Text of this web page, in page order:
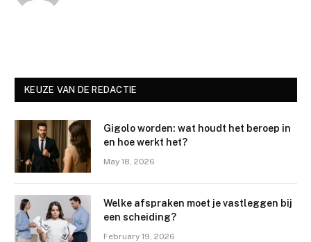
KEUZE VAN DE REDACTIE
Gigolo worden: wat houdt het beroep in
en hoe werkt het?
May 18, 2026
Welke afspraken moet je vastleggen bij
een scheiding?
February 19, 2026